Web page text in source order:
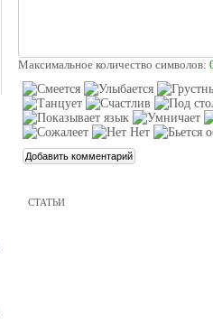
Максимальное количество символов:
СТАТЬИ